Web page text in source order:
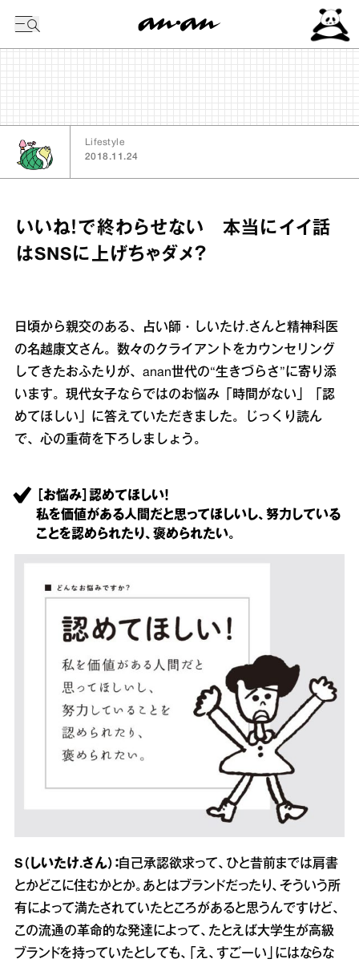
Lifestyle
2018.11.24
いいね！で終わらせない 本当にイイ話
はSNSに上げちゃダメ？
日頃から親交のある、占い師・しいたけ.さんと精神科医
の名越康文さん。数々のクライアントをカウンセリング
してきたおふたりが、anan世代の“生きづらさ”に寄り添
います。現代女子ならではのお悩み「時間がない」「認
めてほしい」に答えていただきました。じっくり読ん
で、心の重荷を下ろしましょう。
［お悩み］認めてほしい！
私を価値がある人間だと思ってほしいし、努力している
ことを認められたり、褒められたい。
S（しいたけ.さん）： 自己承認欲求って、ひと昔前までは肩書
とかどこに住むかとか。あとはブランドだったり、そういう所
有によって満たされていたところがあると思うんですけど、
この流通の革命的な発達によって、たとえば大学生が高級
ブランドを持っていたとしても、「え、すごーい」にはならな